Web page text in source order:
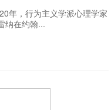
年，行为主义学派心理学家
纳在约翰...